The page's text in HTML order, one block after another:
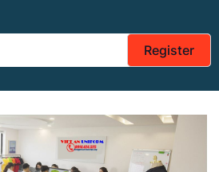
Register